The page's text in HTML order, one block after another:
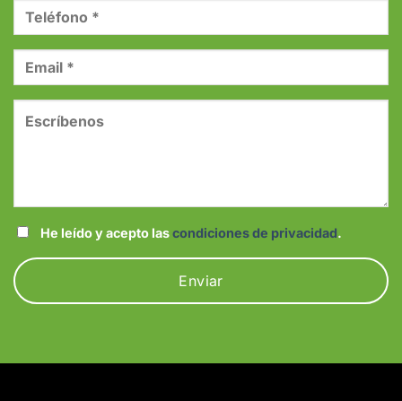
He leído y acepto lascondiciones de privacidad.